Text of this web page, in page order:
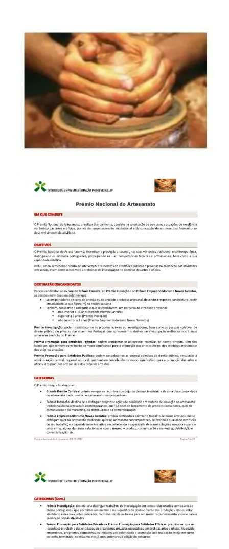
View
Image